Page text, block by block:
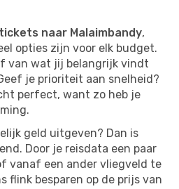
naar Malaimbandy,
opties zijn voor elk budget.
van wat jij belangrijk vindt
je prioriteit aan snelheid?
perfect, want zo heb je
geld uitgeven? Dan is
Door je reisdata een paar
vanaf een ander vliegveld te
flink besparen op de prijs van